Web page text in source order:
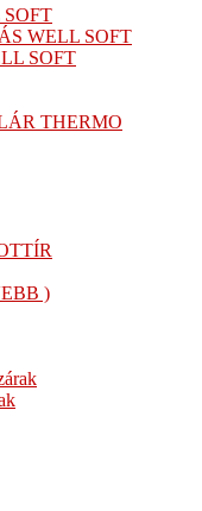
WELL SOFT
SOFT
THERMO
)